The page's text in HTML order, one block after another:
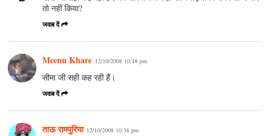
तो नहीं किया?
जवाब दें
Meenu Khare 12/10/2008 10:18 pm
सीमा जी सही कह रही हैं।
जवाब दें
ताऊ रामपुरिया 12/10/2008 10:38 pm